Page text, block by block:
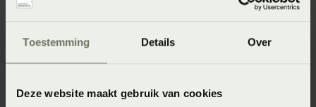
Toestemming Details Over
Deze website maakt gebruik van cookies
Artikelnummer
8714322337738